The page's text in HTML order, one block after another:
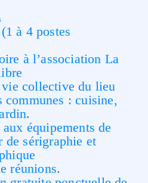
à 4 postes
à l’association La
collective du lieu
: cuisine,
équipements de
de sérigraphie et
réunions.